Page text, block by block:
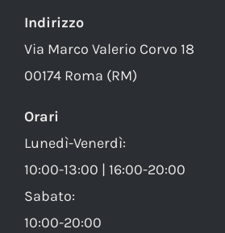
Indirizzo
Via Marco Valerio Corvo 18
00174 Roma (RM)
Orari
Lunedì-Venerdì:
10:00-13:00 | 16:00-20:00
Sabato:
10:00-20:00